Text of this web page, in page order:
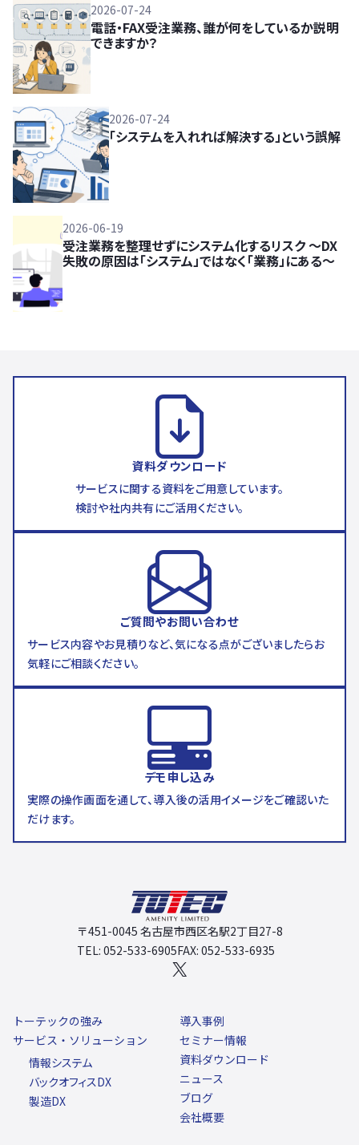
2026-07-24
電話・FAX受注業務、誰が何をしているか説明
できますか？
2026-07-24
「システムを入れれば解決する」という誤解
2026-06-19
受注業務を整理せずにシステム化するリスク 〜DX
失敗の原因は「システム」ではなく「業務」にある〜
資料ダウンロード
サービスに関する資料をご用意しています。
検討や社内共有にご活用ください。
ご質問やお問い合わせ
サービス内容やお見積りなど、気になる点がございましたらお
気軽にご相談ください。
デモ申し込み
実際の操作画面を通して、導入後の活用イメージをご確認いた
だけます。
〒451-0045 名古屋市西区名駅2丁目27-8
TEL: 052-533-6905FAX: 052-533-6935
X
トーテックの強み
サービス・ソリューション
情報システム
バックオフィスDX
製造DX
導入事例
セミナー情報
資料ダウンロード
ニュース
ブログ
会社概要